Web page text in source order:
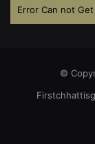
Error Can not
©